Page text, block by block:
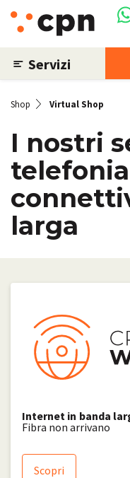
Servizi
Shop Virtual Shop
I nostri
larga
Internet in banda
Fibra non arrivano
Scopri